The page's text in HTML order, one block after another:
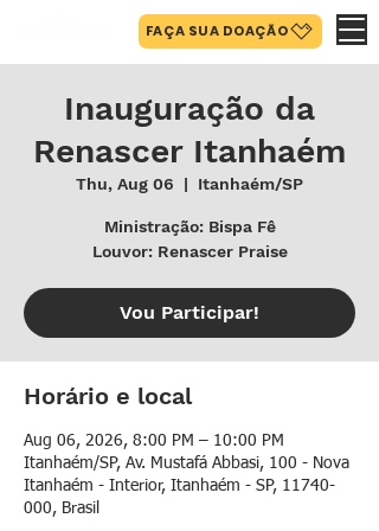
FAÇA SUA DOAÇÃO
Inauguração da
Renascer Itanhaém
Thu, Aug 06
  |
Itanhaém/SP
Ministração: Bispa Fê
Louvor: Renascer Praise
Vou Participar!
Horário e local
Aug 06, 2026, 8:00 PM – 10:00 PM
Itanhaém/SP, Av. Mustafá Abbasi, 100 - Nova
Itanhaém - Interior, Itanhaém - SP, 11740-
000, Brasil